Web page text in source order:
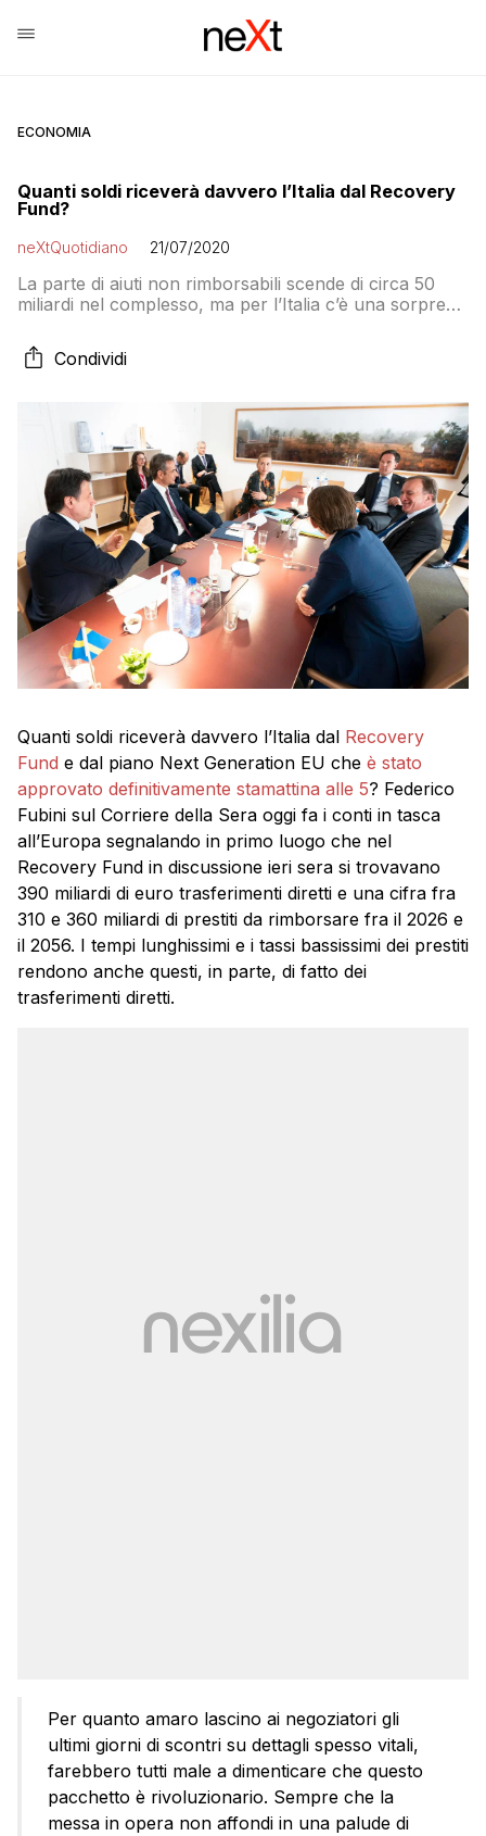
ECONOMIA
Quanti soldi riceverà davvero l’Italia dal Recovery
Fund?
neXtQuotidiano 21/07/2020
La parte di aiuti non rimborsabili scende di circa 50
miliardi nel complesso, ma per l’Italia c’è una sorpresa:
miliardi di euro della proposta della Commissione Ue a
209, dei quali 81,4 come trasferimenti diretti di bilancio
Condividi
Quanti soldi riceverà davvero l’Italia dal Recovery
Fund e dal piano Next Generation EU che è stato
approvato definitivamente stamattina alle 5? Federico
Fubini sul Corriere della Sera oggi fa i conti in tasca
all’Europa segnalando in primo luogo che nel
Recovery Fund in discussione ieri sera si trovavano
390 miliardi di euro trasferimenti diretti e una cifra fra
310 e 360 miliardi di prestiti da rimborsare fra il 2026 e
il 2056. I tempi lunghissimi e i tassi bassissimi dei prestiti
rendono anche questi, in parte, di fatto dei
trasferimenti diretti.
Per quanto amaro lascino ai negoziatori gli
ultimi giorni di scontri su dettagli spesso vitali,
farebbero tutti male a dimenticare che questo
pacchetto è rivoluzionario. Sempre che la
messa in opera non affondi in una palude di